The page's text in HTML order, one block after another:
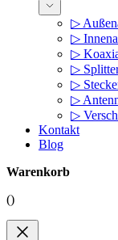
▷
▷
▷
▷
▷
▷
▷
Kontakt
Blog
Warenkorb
()